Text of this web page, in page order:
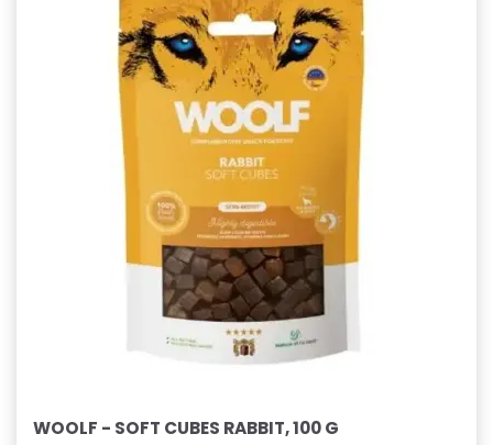
WOOLF - SOFT CUBES RABBIT, 100 G